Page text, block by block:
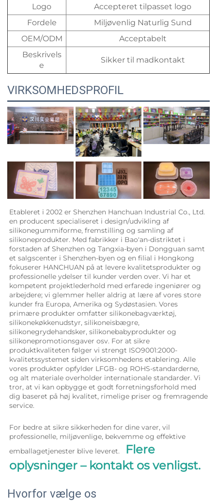
Logo
Accepteret tilpasset logo
Fordele
Miljøvenlig Naturlig Sund
OEM/ODM
Acceptabelt
Beskrivels
e
Sikker til madkontakt
VIRKSOMHEDSPROFIL
Etableret i 2002 er Shenzhen Hanchuan Industrial Co., Ltd.
en producent specialiseret i design/udvikling af
silikonegummiforme, fremstilling og samling af
silikoneprodukter. Med fabrikker i Bao'an-distriktet i
forstaden af Shenzhen og Tangxia-byen i Dongguan samt
et salgscenter i Shenzhen-byen og en filial i Hongkong
fokuserer HANCHUAN på at levere kvalitetsprodukter og
professionelle ydelser til kunder verden over. Vi har et
kompetent projektlederhold med erfarede ingeniører og
arbejdere; vi glemmer heller aldrig at lære af vores store
kunder fra Europa, Amerika og Sydøstasien. Vores
primære produkter omfatter silikonebagværktøj,
silikonekøkkenudstyr, silikoneisbægre,
silikonegrydehandsker, silikonebabyprodukter og
silikonepromotionsgaver osv. For at sikre
produktkvaliteten følger vi strengt ISO9001:2000-
kvalitetssystemet siden virksomhedens etablering. Alle
vores produkter opfylder LFGB- og ROHS-standarderne,
og alt materiale overholder internationale standarder. Vi
tror, at vi kan opbygge et godt forretningsforhold med
dig baseret på høj kvalitet, rimelige priser og fremragende
service.
For bedre at sikre sikkerheden for dine varer, vil
professionelle, miljøvenlige, bekvemme og effektive
emballagetjenester blive leveret.
Flere
oplysninger – kontakt os venligst.
Hvorfor vælge os